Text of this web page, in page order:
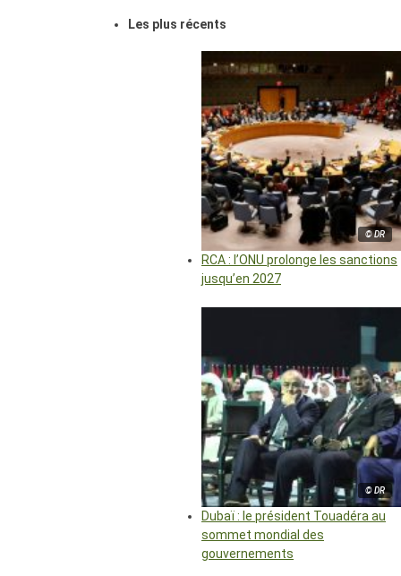
Les plus récents
© DR
RCA : l’ONU prolonge les sanctions
jusqu’en 2027
© DR
Dubaï : le président Touadéra au
sommet mondial des
gouvernements